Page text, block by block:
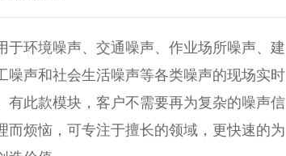
于环境噪声、交通噪声、作业场所噪声、建
噪声和社会生活噪声等各类噪声的现场实时
有此款模块，客户不需要再为复杂的噪声信
而烦恼，可专注于擅长的领域，更快速的为